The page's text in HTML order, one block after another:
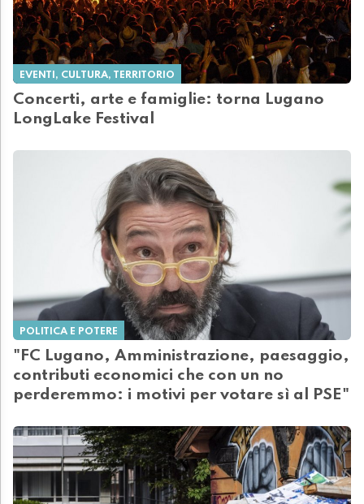
EVENTI, CULTURA, TERRITORIO
Concerti, arte e famiglie: torna Lugano
LongLake Festival
POLITICA E POTERE
"FC Lugano, Amministrazione, paesaggio,
contributi economici che con un no
perderemmo: i motivi per votare sì al PSE"